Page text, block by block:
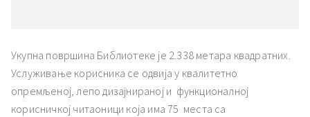
Укупна површина Библиотеке је 2.338 метара квадратних.
Услуживање корисника се одвија у квалитетно
опремљеној, лепо дизајнираној и функционалној
корисничкој читаоници која има 75 места са